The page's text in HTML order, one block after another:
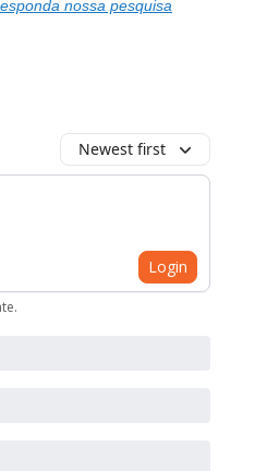
nossa pesquisa
Newest first
Login
.